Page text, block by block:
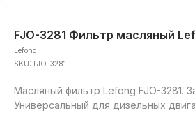
FJO-3281 Фильтр масляный
Lefong
SKU: FJO-3281
Масляный фильтр Lefong FJO-3281.
Универсальный для дизельных